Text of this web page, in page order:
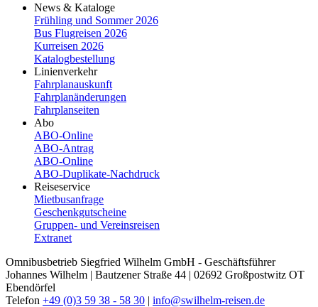
News & Kataloge
Frühling und Sommer 2026
Bus Flugreisen 2026
Kurreisen 2026
Katalogbestellung
Linienverkehr
Fahrplanauskunft
Fahrplanänderungen
Fahrplanseiten
Abo
ABO-Online
ABO-​Antrag
ABO-​Online
ABO-​Duplikate-​Nachdruck
Reiseservice
Mietbusanfrage
Geschenkgutscheine
Gruppen- und Vereinsreisen
Extranet
Omnibusbetrieb Siegfried Wilhelm GmbH - Geschäftsführer
Johannes Wilhelm | Bautzener Straße 44 | 02692 Großpostwitz OT
Ebendörfel
Telefon +49 (0)3 59 38 - 58 30 | info@swilhelm-reisen.de